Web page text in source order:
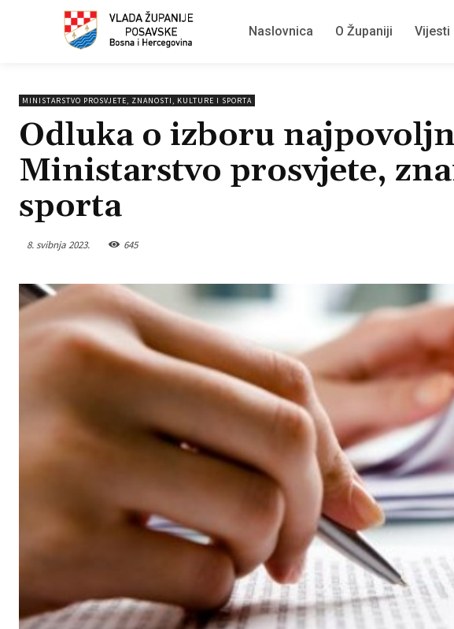
Naslovnica O Županiji Vijesti
MINISTARSTVO PROSVJETE, ZNANOSTI, KULTURE I SPORTA
Odluka o izboru
Ministarstvo prosvjete,
sporta
8. svibnja 2023. 645